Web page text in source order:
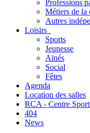
Professions
Métiers de la
Autres
Loisirs
Sports
Jeunesse
Ainés
Social
Fêtes
Agenda
Location des salles
RCA - Centre
404
News